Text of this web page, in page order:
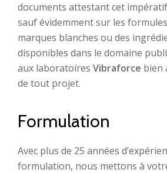
documents attestant cet impératif
sauf évidemment sur les
marques blanches ou des
disponibles dans le domaine
aux laboratoires Vibraforce bien
de tout projet.
Formulation
Avec plus de 25 années
formulation, nous mettons à